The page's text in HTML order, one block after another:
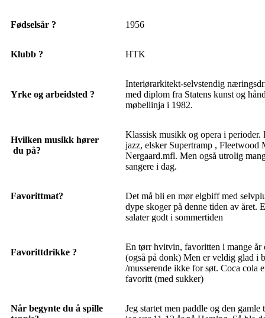
Fødselsår ? 1956
Klubb ? HTK
Yrke og arbeidsted ?
Interiørarkitekt-selvstendig
med diplom fra Statens kunst og
møbellinja i 1982.
Hvilken musikk hører
du på?
Klassisk musikk og opera i perioder.
jazz, elsker Supertramp , Fleetwood
Nergaard.mfl. Men også utrolig
sangere i dag.
Favorittmat?
Det må bli en mør elgbiff med
dype skoger på denne tiden av året.
salater godt i sommertiden
Favorittdrikke ?
En tørr hvitvin, favoritten i mange år
(også på donk) Men er veldig glad i
/musserende ikke for søt. Coca cola
favoritt (med sukker)
Når begynte du å spille
Jeg startet men paddle og den gamle